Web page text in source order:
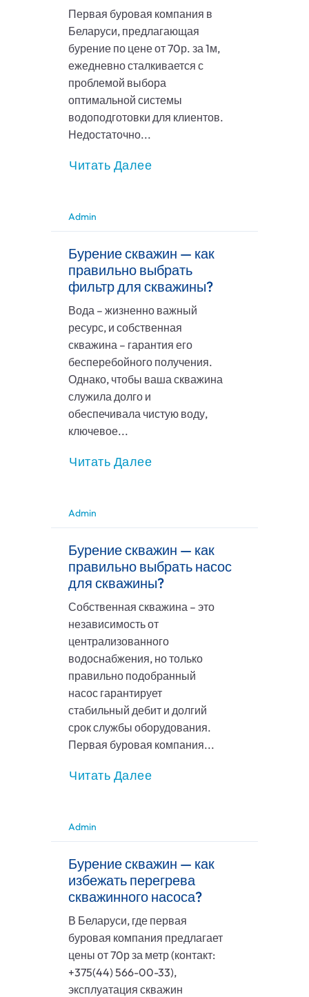
Первая буровая компания в
Беларуси, предлагающая
бурение по цене от 70р. за 1м,
ежедневно сталкивается с
проблемой выбора
оптимальной системы
водоподготовки для клиентов.
Недостаточно...
Читать Далее
Admin
Бурение скважин — как
правильно выбрать
фильтр для скважины?
Вода – жизненно важный
ресурс, и собственная
скважина – гарантия его
бесперебойного получения.
Однако, чтобы ваша скважина
служила долго и
обеспечивала чистую воду,
ключевое...
Читать Далее
Admin
Бурение скважин — как
правильно выбрать насос
для скважины?
Собственная скважина – это
независимость от
централизованного
водоснабжения, но только
правильно подобранный
насос гарантирует
стабильный дебит и долгий
срок службы оборудования.
Первая буровая компания...
Читать Далее
Admin
Бурение скважин — как
избежать перегрева
скважинного насоса?
В Беларуси, где первая
буровая компания предлагает
цены от 70р за метр (контакт:
+375(44) 566-00-33),
эксплуатация скважин